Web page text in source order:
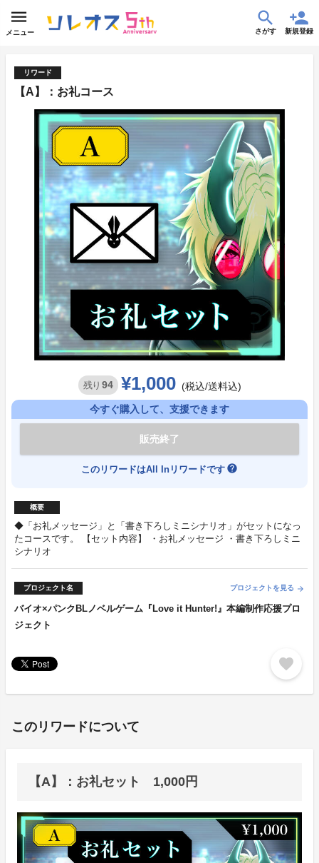
メニュー さがす 新規登録
リワード
【A】：お礼コース
残り 94 ¥1,000 (税込/送料込)
今すぐ購入して、支援できます
販売終了
このリワードはAll Inリワードです help
概要
◆「お礼メッセージ」と「書き下ろしミニシナリオ」がセットになっ
たコースです。 【セット内容】 ・お礼メッセージ ・書き下ろしミニ
シナリオ
プロジェクト名 プロジェクトを見る arrow_forward
バイオ×パンクBLノベルゲーム『Love it Hunter!』本編制作応援プロ
ジェクト
favorite
このリワードについて
【A】：お礼セット 1,000円